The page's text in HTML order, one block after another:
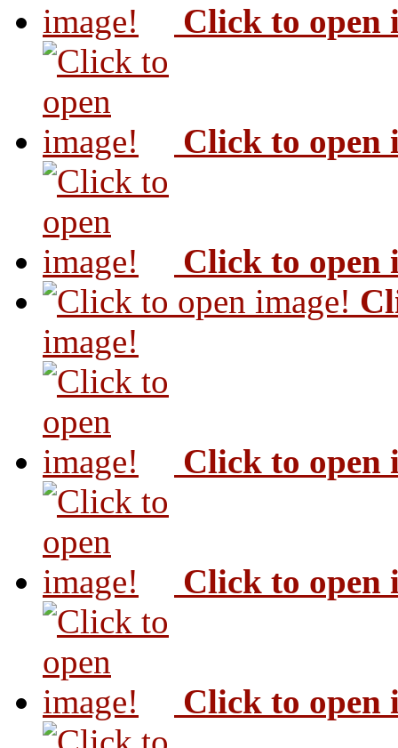
Click to open
Click to open
Click to open
image!
Click to open
Click to open
Click to open